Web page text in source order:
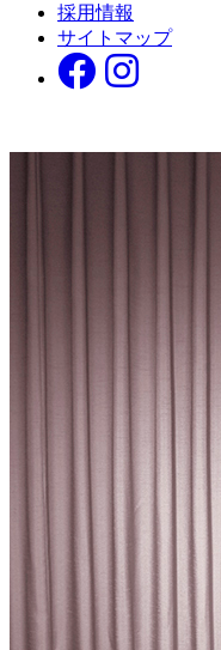
採用情報
サイトマップ